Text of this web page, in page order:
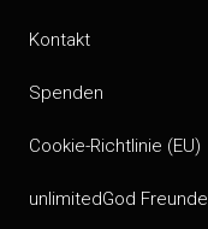
Kontakt
Spenden
Cookie-Richtlinie (EU)
unlimitedGod Freunde